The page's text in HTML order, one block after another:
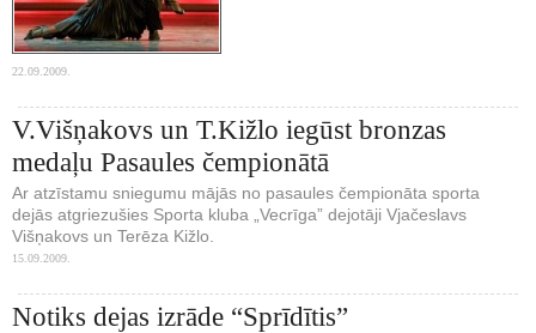
22.09.2009.
V.Višņakovs un T.Kižlo iegūst bronzas
medaļu Pasaules čempionātā
Ar atzīstamu sniegumu mājās no pasaules čempionāta sporta
dejās atgriezušies Sporta kluba „Vecrīga” dejotāji Vjačeslavs
Višņakovs un Terēza Kižlo.
15.09.2009.
Notiks dejas izrāde “Sprīdītis”